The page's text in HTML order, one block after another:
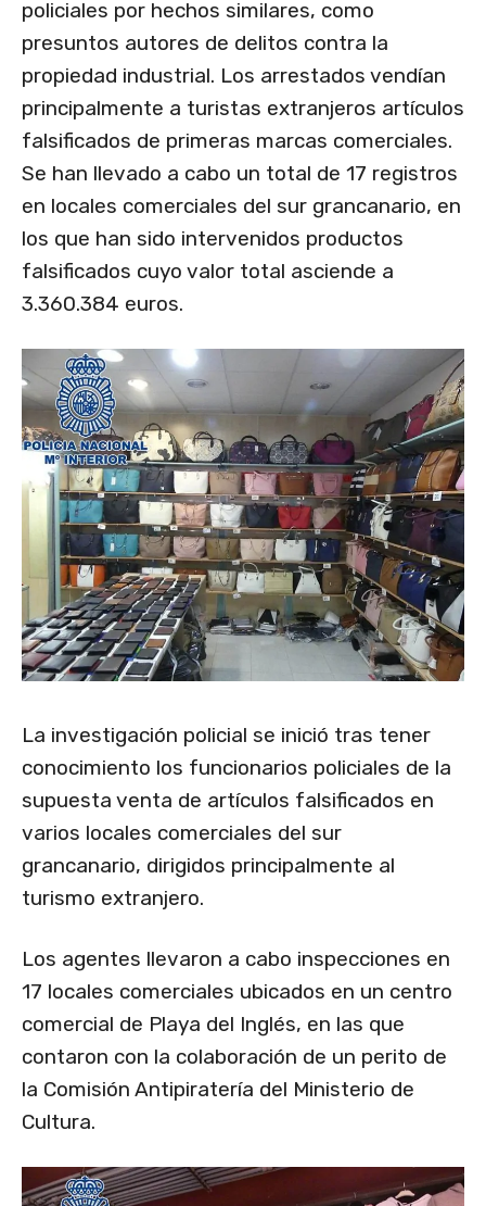
policiales por hechos similares, como
presuntos autores de delitos contra la
propiedad industrial. Los arrestados vendían
principalmente a turistas extranjeros artículos
falsificados de primeras marcas comerciales.
Se han llevado a cabo un total de 17 registros
en locales comerciales del sur grancanario, en
los que han sido intervenidos productos
falsificados cuyo valor total asciende a
3.360.384 euros.
La investigación policial se inició tras tener
conocimiento los funcionarios policiales de la
supuesta venta de artículos falsificados en
varios locales comerciales del sur
grancanario, dirigidos principalmente al
turismo extranjero.
Los agentes llevaron a cabo inspecciones en
17 locales comerciales ubicados en un centro
comercial de Playa del Inglés, en las que
contaron con la colaboración de un perito de
la Comisión Antipiratería del Ministerio de
Cultura.